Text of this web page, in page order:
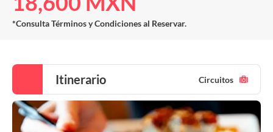
*Consulta Términos y Condiciones al Reservar.
Itinerario Circuitos